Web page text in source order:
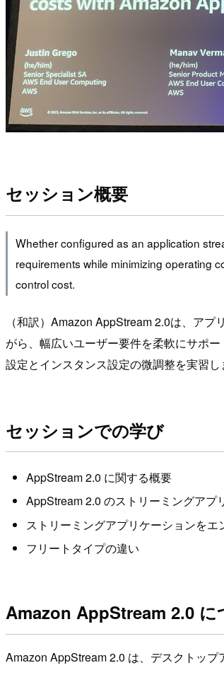
セッション概要
Whether configured as an application
requirements while minimizing operating
control cost.
（和訳）Amazon AppStream 2.0は、ア
がら、幅広いユーザー要件を柔軟にサポ
設定とインスタンス設定の微調整を実習し
セッションでの学び
AppStream 2.0 に関する概要
AppStream 2.0 のストリーミングア
ストリーミングアプリケーションを
フリートタイプの違い
Amazon AppStream 2.0 に
Amazon AppStream 2.0 は、デスクトッ